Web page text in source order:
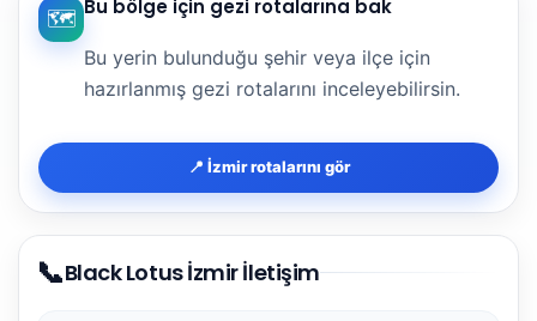
🗺️ Bu bölge için gezi rotalarına bak
Bu yerin bulunduğu şehir veya ilçe için
hazırlanmış gezi rotalarını inceleyebilirsin.
📍 İzmir rotalarını gör
📞Black Lotus İzmir İletişim